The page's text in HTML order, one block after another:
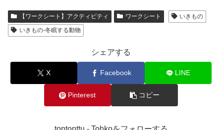
【ワークシート】アクティビティ ワークシート
いきもの
いきもの-冬眠する動物
シェアする
X Facebook LINE
Pinterest コピー